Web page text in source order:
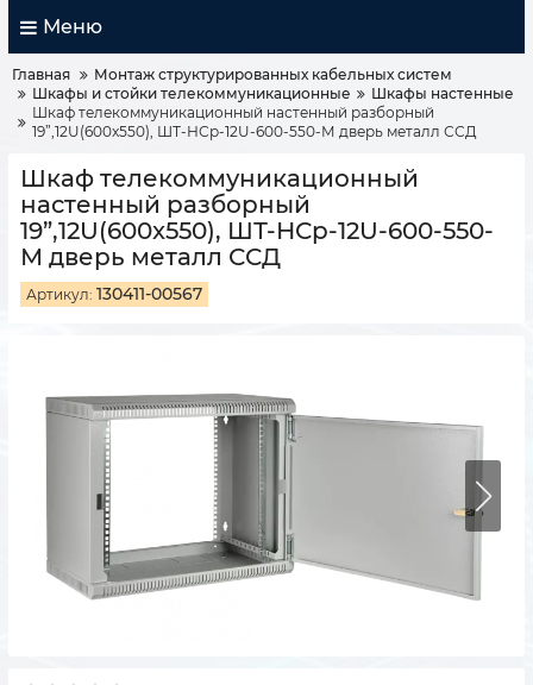
Меню
Главная
Монтаж структурированных кабельных систем
Шкафы и стойки телекоммуникационные
Шкафы настенные
Шкаф телекоммуникационный настенный разборный
19”,12U(600x550), ШТ-НСр-12U-600-550-М дверь металл ССД
Шкаф телекоммуникационный
настенный разборный
19”,12U(600x550), ШТ-НСр-12U-600-550-
М дверь металл ССД
Артикул: 130411-00567